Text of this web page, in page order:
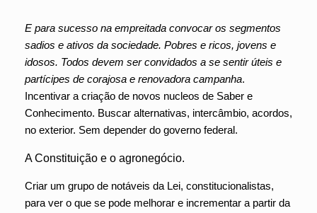
E para sucesso na empreitada convocar os segmentos
sadios e ativos da sociedade. Pobres e ricos, jovens e
idosos. Todos devem ser convidados a se sentir úteis e
partícipes de corajosa e renovadora campanha.
Incentivar a criação de novos nucleos de Saber e
Conhecimento. Buscar alternativas, intercâmbio, acordos,
no exterior. Sem depender do governo federal.
A Constituição e o agronegócio.
Criar um grupo de notáveis da Lei, constitucionalistas,
para ver o que se pode melhorar e incrementar a partir da